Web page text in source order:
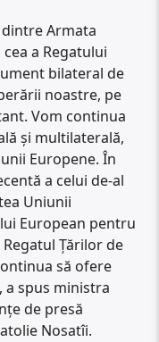
Armata
a Regatului
bilateral de
noastre, pe
Vom continua
și multilaterală,
Europene. În
a celui de-al
Uniunii
European pentru
Țărilor de
să ofere
a spus ministra
de presă
Nosatîi.